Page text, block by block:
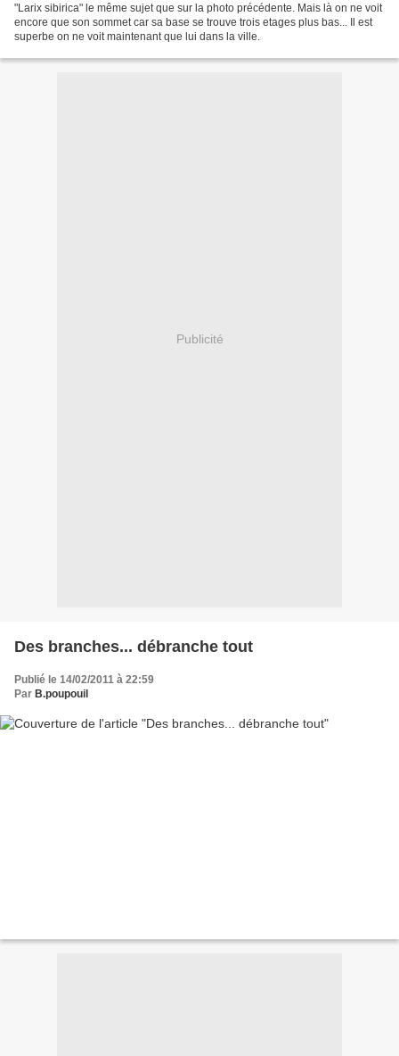
"Larix sibirica" le même sujet que sur la photo précédente. Mais là on ne voit
encore que son sommet car sa base se trouve trois etages plus bas... Il est
superbe on ne voit maintenant que lui dans la ville.
Publicité
Des branches... débranche tout
Publié le 14/02/2011 à 22:59
Par B.poupouil